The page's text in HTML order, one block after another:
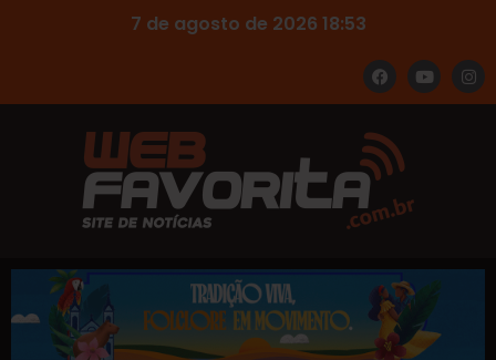
7 de agosto de 2026 18:53